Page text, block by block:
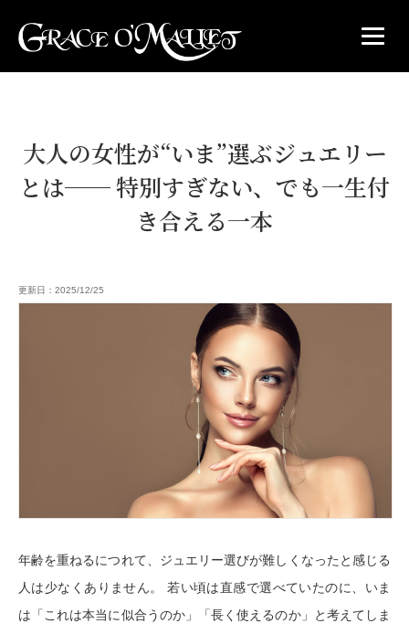
大人の女性が“いま”選ぶジュエリー
とは── 特別すぎない、でも一生付
き合える一本
更新日：2025/12/25
年齢を重ねるにつれて、ジュエリー選びが難しくなったと感じる
人は少なくありません。 若い頃は直感で選べていたのに、いま
は「これは本当に似合うのか」「長く使えるのか」と考えてしま